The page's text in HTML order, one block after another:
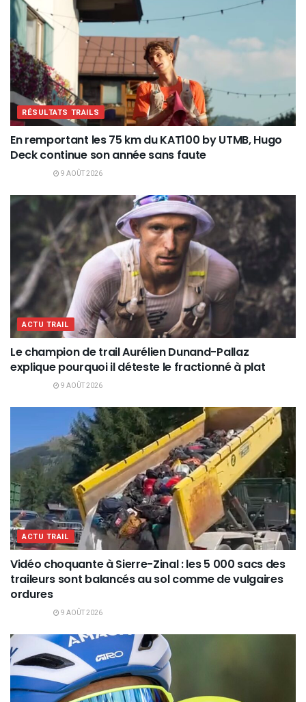
RÉSULTATS TRAILS
En remportant les 75 km du KAT100 by UTMB, Hugo
Deck continue son année sans faute
9 AOÛT 2026
ACTU TRAIL
Le champion de trail Aurélien Dunand-Pallaz
explique pourquoi il déteste le fractionné à plat
9 AOÛT 2026
ACTU TRAIL
Vidéo choquante à Sierre-Zinal : les 5 000 sacs des
traileurs sont balancés au sol comme de vulgaires
ordures
9 AOÛT 2026